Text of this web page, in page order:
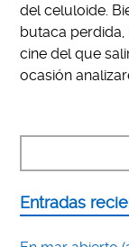
del celuloide.
butaca
cine del que
ocasión
Entradas